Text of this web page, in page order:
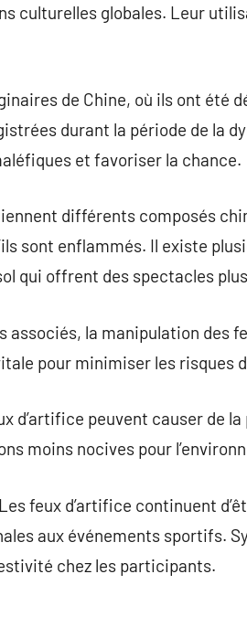
culturelles globales. Leur
de Chine, où ils ont été
durant la période de la
et favoriser la chance.
différents composés
sont enflammés. Il existe
qui offrent des spectacles
la manipulation des
pour minimiser les risques
d’artifice peuvent causer de
moins nocives pour
feux d’artifice continuent
aux événements sportifs.
chez les participants.